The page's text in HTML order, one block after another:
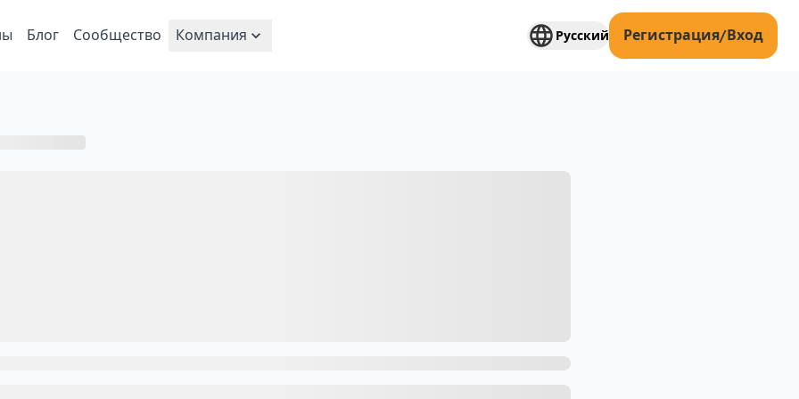
Блог Сообщество Компания Русский Регистрация/Вход